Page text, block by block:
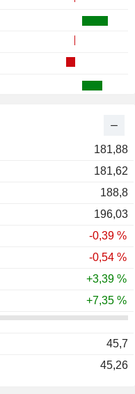
181,88
181,62
188,8
196,03
-0,39 %
-0,54 %
+3,39 %
+7,35 %
45,7
45,26